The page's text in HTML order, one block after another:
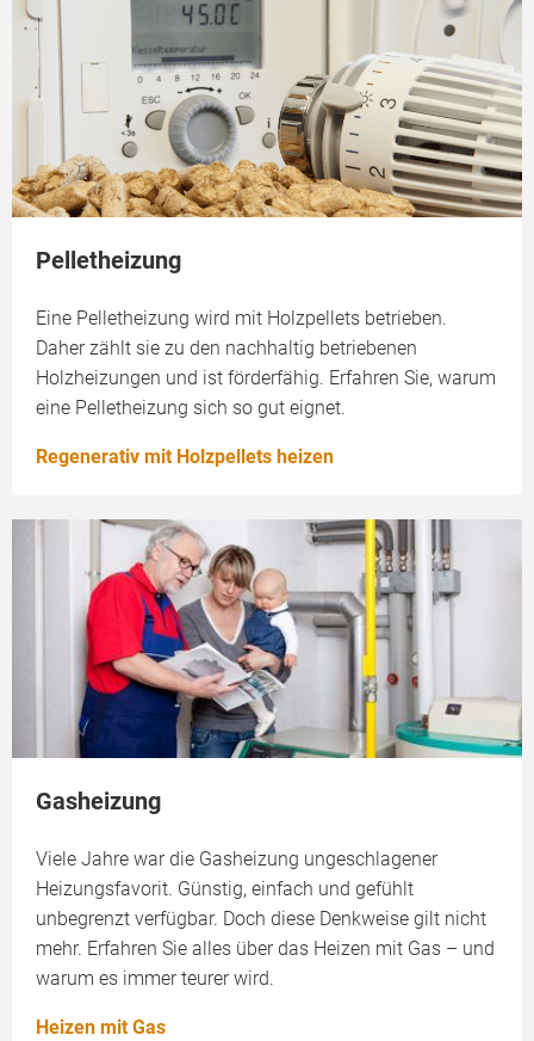
Pelletheizung
Eine Pelletheizung wird mit Holzpellets betrieben.
Daher zählt sie zu den nachhaltig betriebenen
Holzheizungen und ist förderfähig. Erfahren Sie, warum
eine Pelletheizung sich so gut eignet.
Regenerativ mit Holzpellets heizen
Gasheizung
Viele Jahre war die Gasheizung ungeschlagener
Heizungsfavorit. Günstig, einfach und gefühlt
unbegrenzt verfügbar. Doch diese Denkweise gilt nicht
mehr. Erfahren Sie alles über das Heizen mit Gas – und
warum es immer teurer wird.
Heizen mit Gas